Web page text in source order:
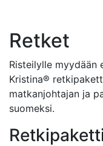
Retket
Risteilylle myydään
Kristina®
matkanjohtajan ja
suomeksi.